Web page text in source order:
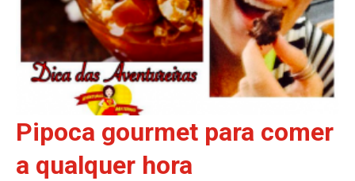
Pipoca gourmet para comer
a qualquer hora